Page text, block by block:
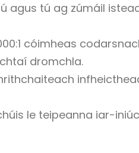
agus tú ag zúmáil
cóimheas
dromchla.
le teipeanna iar-